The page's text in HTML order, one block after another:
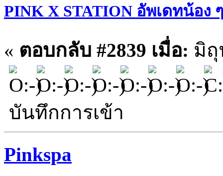
PINK X STATION อัพเดทน้อง
« ตอบกลับ #2839 เมื่อ: มิถุ
บันทึกการเข้า
Pinkspa